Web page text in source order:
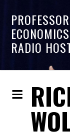
RADIO